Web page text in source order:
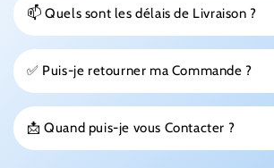
📫 Quels sont les délais de Livraison ?
✅ Puis-je retourner ma Commande ?
📩 Quand puis-je vous Contacter ?